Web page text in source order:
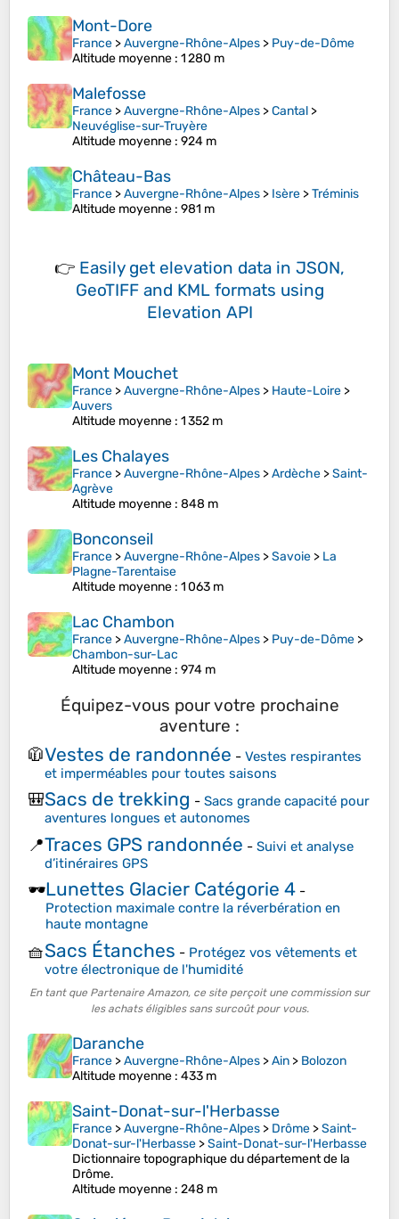
Mont-Dore
France >Auvergne-Rhône-Alpes > Puy-de-Dôme
Altitude moyenne : 1 280 m
Malefosse
France >Auvergne-Rhône-Alpes >Cantal >
Neuvéglise-sur-Truyère
Altitude moyenne : 924 m
Château-Bas
France >Auvergne-Rhône-Alpes > Isère >Tréminis
Altitude moyenne : 981 m
👉 Easily get elevation data in JSON,
GeoTIFF and KML formats using
Elevation API
Mont Mouchet
France >Auvergne-Rhône-Alpes > Haute-Loire >
Auvers
Altitude moyenne : 1 352 m
Les Chalayes
France >Auvergne-Rhône-Alpes >Ardèche >Saint-
Agrève
Altitude moyenne : 848 m
Bonconseil
France >Auvergne-Rhône-Alpes >Savoie > La
Plagne-Tarentaise
Altitude moyenne : 1 063 m
Lac Chambon
France >Auvergne-Rhône-Alpes > Puy-de-Dôme >
Chambon-sur-Lac
Altitude moyenne : 974 m
Équipez-vous pour votre prochaine
aventure :
🧥Vestes de randonnée - Vestes respirantes
et imperméables pour toutes saisons
🎒Sacs de trekking - Sacs grande capacité pour
aventures longues et autonomes
📍Traces GPS randonnée - Suivi et analyse
d’itinéraires GPS
🕶️Lunettes Glacier Catégorie 4 -
Protection maximale contre la réverbération en
haute montagne
🧺Sacs Étanches - Protégez vos vêtements et
votre électronique de l'humidité
En tant que Partenaire Amazon, ce site perçoit une commission sur
les achats éligibles sans surcoût pour vous.
Daranche
France >Auvergne-Rhône-Alpes >Ain > Bolozon
Altitude moyenne : 433 m
Saint-Donat-sur-l'Herbasse
France >Auvergne-Rhône-Alpes > Drôme >Saint-
Donat-sur-l'Herbasse >Saint-Donat-sur-l'Herbasse
Dictionnaire topographique du département de la
Drôme.
Altitude moyenne : 248 m